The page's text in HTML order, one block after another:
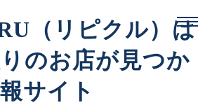
（リピクル）は
のお店が見つか
サイト